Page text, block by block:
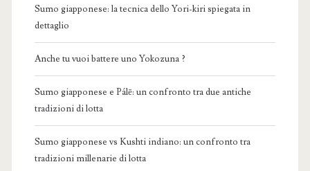
Sumo giapponese: la tecnica dello Yori-kiri spiegata in
dettaglio
Anche tu vuoi battere uno Yokozuna ?
Sumo giapponese e Pálē: un confronto tra due antiche
tradizioni di lotta
Sumo giapponese vs Kushti indiano: un confronto tra
tradizioni millenarie di lotta